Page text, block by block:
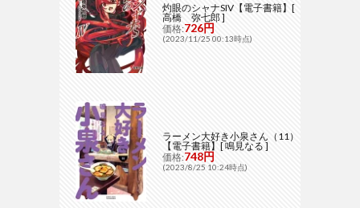
灼眼のシャナSIV【電子書籍】[
高橋 弥七郎 ]
価格:726円
(2023/11/25 00:13時点)
ラーメン大好き小泉さん（11）
【電子書籍】[ 鳴見なる ]
価格:748円
(2023/8/25 10:24時点)